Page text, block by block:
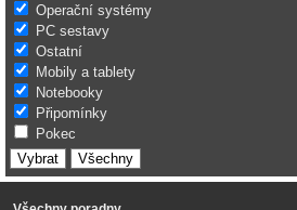
Operační systémy
PC sestavy
Ostatní
Mobily a tablety
Notebooky
Připomínky
Pokec